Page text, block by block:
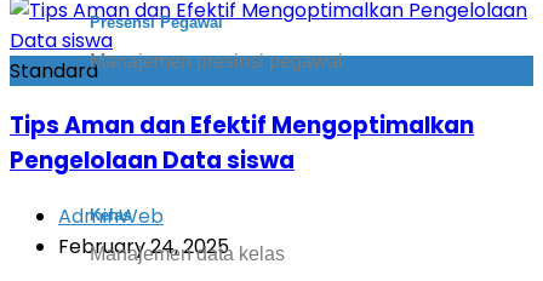
Presensi Pegawai
Manajemen presinsi pegawai
Kelas
Manajemen data kelas
Standard
Tips Aman dan Efektif Mengoptimalkan
Pengelolaan Data siswa
AdminWeb
February 24, 2025